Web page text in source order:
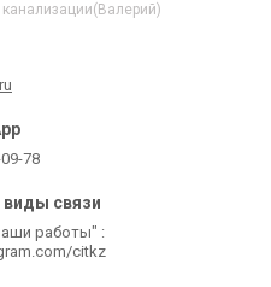
78
работы"
citkz